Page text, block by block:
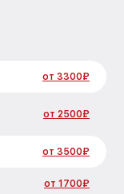
от 3300₽
от 2500₽
от 3500₽
от 1700₽